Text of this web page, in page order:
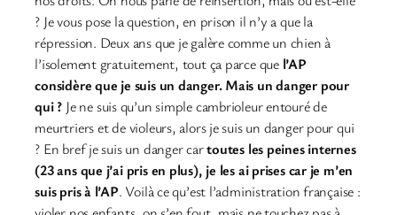
? Je vous pose la question, en prison il n’y a que la
répression. Deux ans que je galère comme un chien à
l’isolement gratuitement, tout ça parce que l’AP
considère que je suis un danger. Mais un danger pour
qui ? Je ne suis qu’un simple cambrioleur entouré de
meurtriers et de violeurs, alors je suis un danger pour qui
? En bref je suis un danger cartoutes les peines internes
(23 ans que j’ai pris en plus), je les ai prises car je m’en
suis pris à l’AP. Voilà ce qu’est l’administration française :